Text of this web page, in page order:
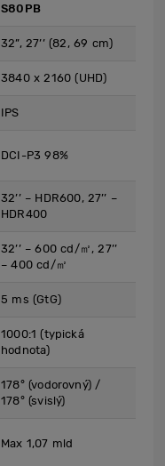
S80PB
32”, 27’’ (82, 69 cm)
3840 x 2160 (UHD)
IPS
DCI-P3 98%
32’’ – HDR600, 27’’ –
HDR400
32’’ – 600 cd/㎡, 27’’
– 400 cd/㎡
5 ms (GtG)
1000:1 (typická
hodnota)
178° (vodorovný) /
178° (svislý)
Max 1,07 mld